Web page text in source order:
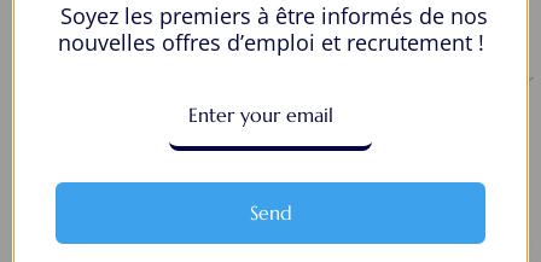
la solution idéale pour tous ceux qui cherchent à se connecter au
monde du travail. Que vous soyez à la recherche d’une nouvelle
opportunité professionnelle ou que vous souhaitiez recruter les meilleurs
Soyez les premiers à être informés de nos
nouvelles offres d’emploi et recrutement !
Send